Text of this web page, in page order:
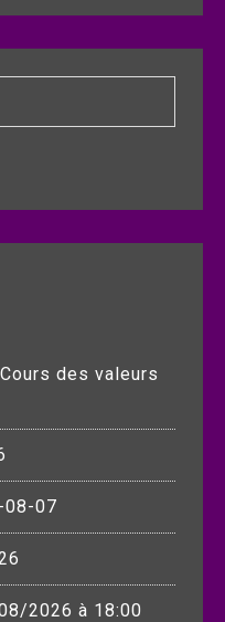
des valeurs
08-07
2026 à 18:00